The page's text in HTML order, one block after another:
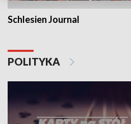
Schlesien Journal
POLITYKA